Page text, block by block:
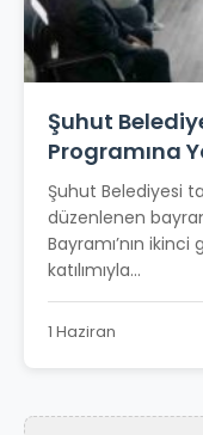
Şuhut
Programına
Şuhut Belediyesi
düzenlenen
Bayramı’nın
katılımıyla...
1 Haziran